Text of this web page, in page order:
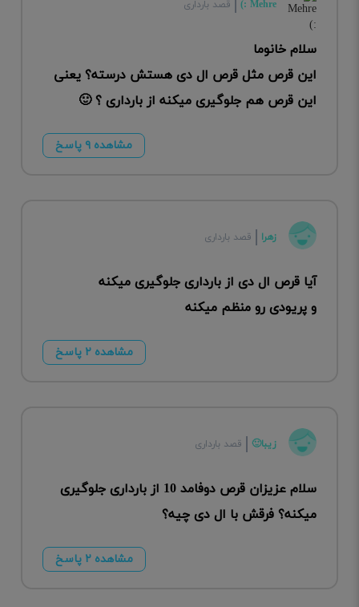
Mehre :) قصد بارداری
سلام خانوما
این قرص مثل قرص ال دی هستش درسته؟ یعنی
این قرص هم جلوگیری میکنه از بارداری ؟ 🙂
مشاهده ۹ پاسخ
زهرا قصد بارداری
آیا قرص ال دی از بارداری جلوگیری میکنه
و پریودی رو منظم میکنه
مشاهده ۲ پاسخ
زیبا🙂 قصد بارداری
سلام عزیزان قرص دوفامد 10 از بارداری جلوگیری
میکنه؟ فرقش با ال دی چیه؟
مشاهده ۲ پاسخ